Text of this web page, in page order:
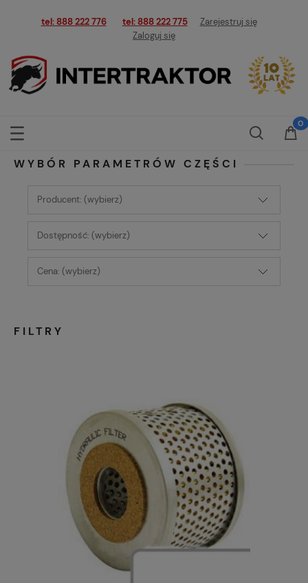
tel: 888 222 776 tel: 888 222 775
Zarejestruj się
Zaloguj się
WYBÓR PARAMETRÓW CZĘŚCI
Producent: (wybierz)
Dostępność: (wybierz)
Cena: (wybierz)
FILTRY